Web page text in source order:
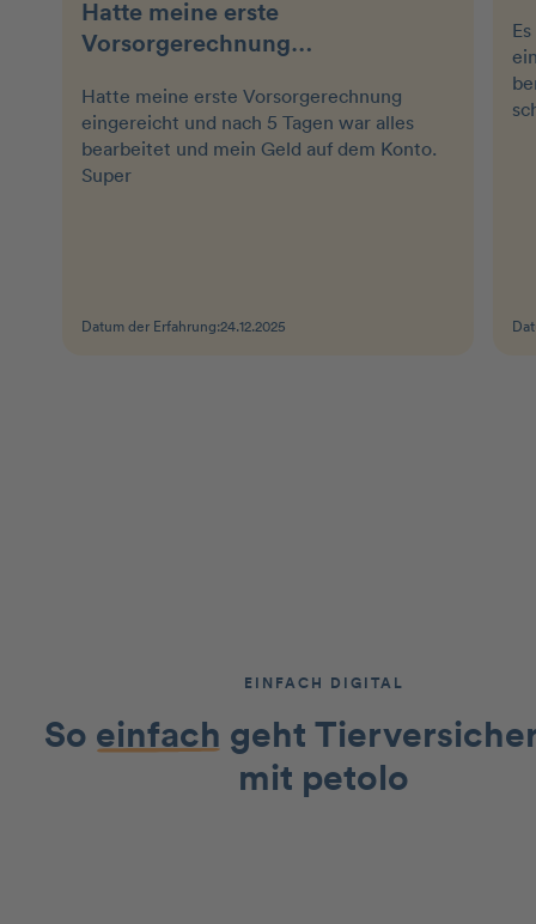
Hatte meine erste
Vorsorgerechnung…
Hatte meine erste Vorsorgerechnung
eingereicht und nach 5 Tagen war alles
bearbeitet und mein Geld auf dem Konto.
Super
Datum der Erfahrung:24.12.2025
EINFACH DIGITAL
So einfach geht
mit petolo